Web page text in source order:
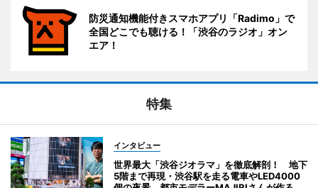
防災通知機能付きスマホアプリ「Radimo」で
全国どこでも聴ける！「渋谷のラジオ」オン
エア！
特集
インタビュー
世界最大「渋谷ジオラマ」を徹底解剖！ 地下
5階まで再現・渋谷駅を走る電車やLED4000